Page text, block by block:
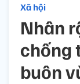
Xã hội
Nhân
chống
buôn